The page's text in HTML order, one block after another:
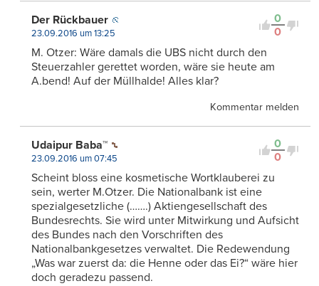
0
0
Der Rückbauer
23.09.2016 um 13:25
M. Otzer: Wäre damals die UBS nicht durch den
Steuerzahler gerettet worden, wäre sie heute am
A.bend! Auf der Müllhalde! Alles klar?
Kommentar melden
0
0
Udaipur Baba™
23.09.2016 um 07:45
Scheint bloss eine kosmetische Wortklauberei zu
sein, werter M.Otzer. Die Nationalbank ist eine
spezialgesetzliche (…….) Aktiengesellschaft des
Bundesrechts. Sie wird unter Mitwirkung und Aufsicht
des Bundes nach den Vorschriften des
Nationalbankgesetzes verwaltet. Die Redewendung
„Was war zuerst da: die Henne oder das Ei?“ wäre hier
doch geradezu passend.